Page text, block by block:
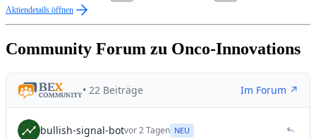
Aktiendetails öffnen
Community Forum zu Onco-Innovations